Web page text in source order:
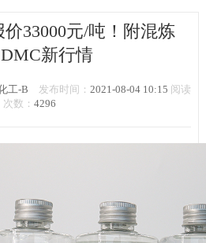
33000元/吨！附混炼
新行情
工-B 发布时间： 2021-08-04 10:15 阅读
次数： 4296